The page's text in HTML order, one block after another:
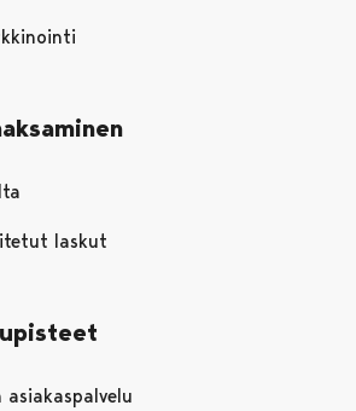
laskut
asiakaspalvelu